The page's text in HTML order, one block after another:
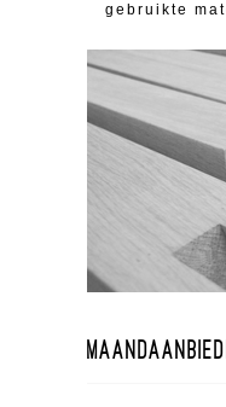
gebruikte